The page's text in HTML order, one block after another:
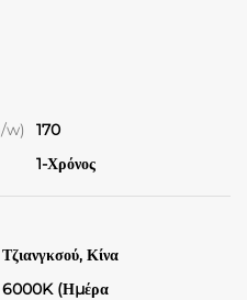
w)
170
1-Χρόνος
Τζιανγκσού, Κίνα
6000K (Ημέρα